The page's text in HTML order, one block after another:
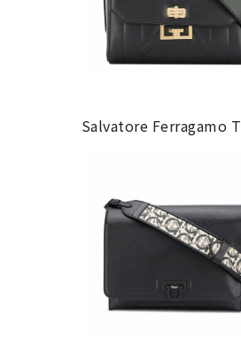
Salvatore Ferragamo